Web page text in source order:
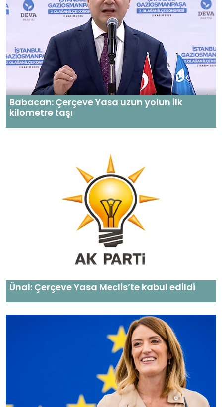
Babacan: Çerçeve Yasa uzun yolun ilk
kilometre taşı
Ünal: Çerçeve Yasa Meclis’te kabul edildi